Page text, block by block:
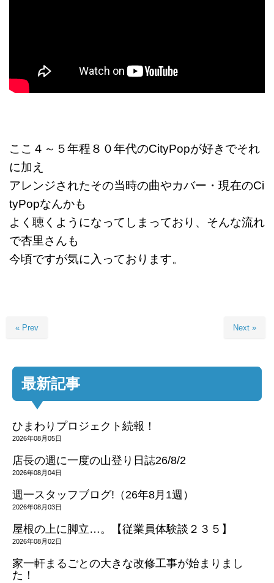
ここ４～５年程８０年代のCityPopが好きでそれ
に加え
アレンジされたその当時の曲やカバー・現在のCi
tyPopなんかも
よく聴くようになってしまっており、そんな流れ
で杏里さんも
今頃ですが気に入っております。
« Prev Next »
最新記事
ひまわりプロジェクト続報！
2026年08月05日
店長の週に一度の山登り日誌26/8/2
2026年08月04日
週一スタッフブログ!（26年8月1週）
2026年08月03日
屋根の上に脚立…。【従業員体験談２３５】
2026年08月02日
家一軒まるごとの大きな改修工事が始まりまし
た！